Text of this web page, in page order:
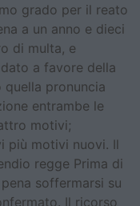
grado per il reato
a un anno e dieci
di multa, e
a favore della
pronuncia
entrambe le
motivi;
più motivi nuovi. Il
regge Prima di
soffermarsi su
Il ricorso